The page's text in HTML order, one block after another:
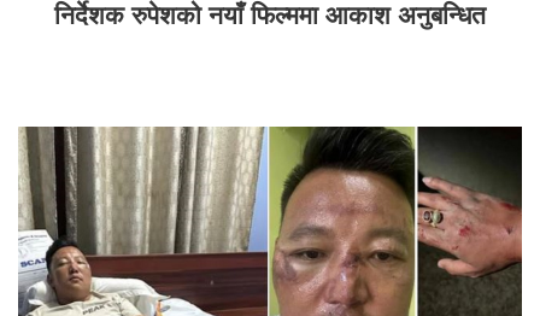
निर्देशक रुपेशको नयाँ फिल्ममा आकाश अनुबन्धित